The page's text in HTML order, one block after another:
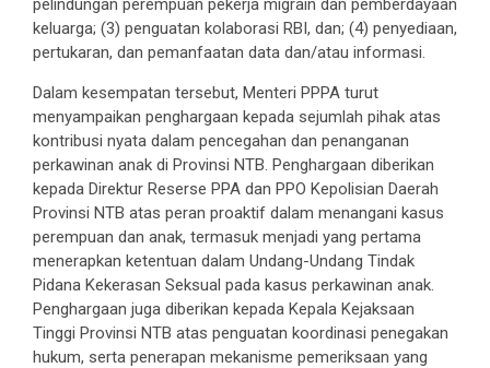
keluarga; (3) penguatan kolaborasi RBI, dan; (4) penyediaan,
pertukaran, dan pemanfaatan data dan/atau informasi.
Dalam kesempatan tersebut, Menteri PPPA turut
menyampaikan penghargaan kepada sejumlah pihak atas
kontribusi nyata dalam pencegahan dan penanganan
perkawinan anak di Provinsi NTB. Penghargaan diberikan
kepada Direktur Reserse PPA dan PPO Kepolisian Daerah
Provinsi NTB atas peran proaktif dalam menangani kasus
perempuan dan anak, termasuk menjadi yang pertama
menerapkan ketentuan dalam Undang-Undang Tindak
Pidana Kekerasan Seksual pada kasus perkawinan anak.
Penghargaan juga diberikan kepada Kepala Kejaksaan
Tinggi Provinsi NTB atas penguatan koordinasi penegakan
hukum, serta penerapan mekanisme pemeriksaan yang